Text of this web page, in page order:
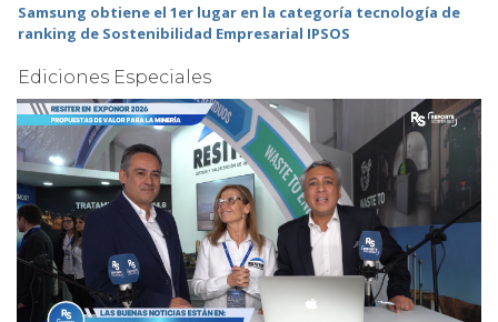
Samsung obtiene el 1er lugar en la categoría tecnología de
ranking de Sostenibilidad Empresarial IPSOS
Ediciones Especiales